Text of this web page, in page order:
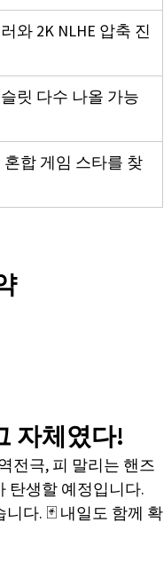
와 2K NLHE 압축 진
릿 다수 나올 가능
합 게임 스타를 찾
자체였다!
전극, 피 말리는 핸즈
탄생할 예정입니다.
다. 🃏 내일도 함께 확